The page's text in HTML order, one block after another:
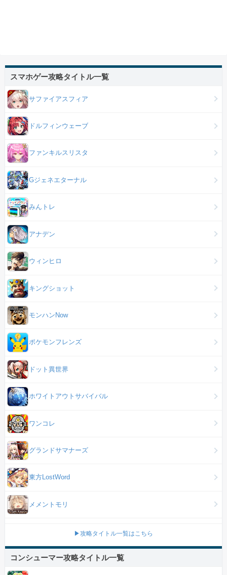
スマホゲー攻略タイトル一覧
サファイアスフィア
ドルフィンウェーブ
ファンキルスリスタ
Gジェネエターナル
みんトレ
アナデン
ウィンヒロ
キングショット
モンハンNow
ポケモンフレンズ
ドット異世界
ホワイトアウトサバイバル
ワンコレ
グランドサマナーズ
東方LostWord
メメントモリ
▶攻略タイトル一覧はこちら
コンシューマー攻略タイトル一覧